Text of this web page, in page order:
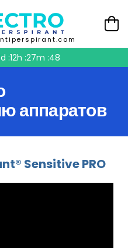
:12h :27m :47
аппаратов
Sensitive PRO